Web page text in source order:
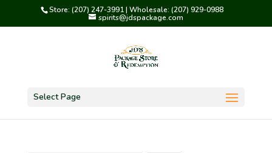
Store: (207) 247-3991 | Wholesale: (207) 929-0988
spirits@jdspackage.com
Select Page